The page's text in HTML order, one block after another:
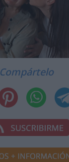
Compártelo